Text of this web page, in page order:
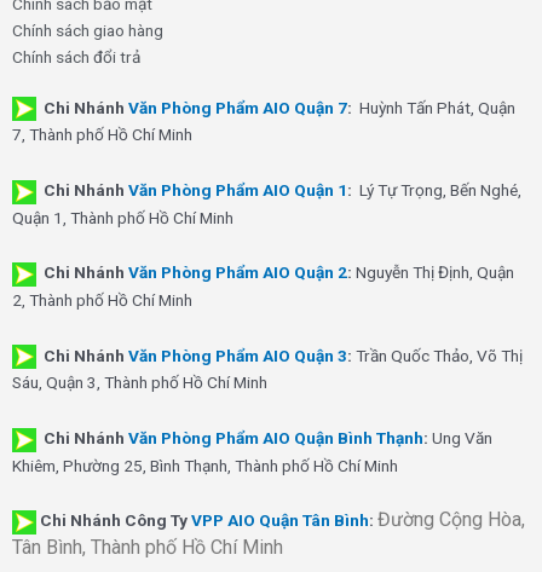
Chính sách giao hàng
Chính sách đổi trả
Chi Nhánh Văn Phòng Phẩm AIO Quận 7: Huỳnh Tấn Phát, Quận
7, Thành phố Hồ Chí Minh
Chi Nhánh Văn Phòng Phẩm AIO Quận 1: Lý Tự Trọng, Bến Nghé,
Quận 1, Thành phố Hồ Chí Minh
Chi Nhánh Văn Phòng Phẩm AIO Quận 2: Nguyễn Thị Định, Quận
2, Thành phố Hồ Chí Minh
Chi Nhánh Văn Phòng Phẩm AIO Quận 3: Trần Quốc Thảo, Võ Thị
Sáu, Quận 3, Thành phố Hồ Chí Minh
Chi Nhánh Văn Phòng Phẩm AIO Quận Bình Thạnh: Ung Văn
Khiêm, Phường 25, Bình Thạnh, Thành phố Hồ Chí Minh
Chi Nhánh Công TyVPP AIO Quận Tân Bình: Đường Cộng Hòa,
Tân Bình, Thành phố Hồ Chí Minh